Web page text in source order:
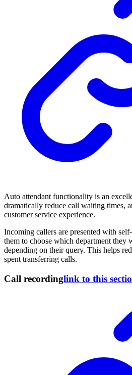
Auto attendant functionality is an
dramatically reduce call waiting times,
customer service experience.
Incoming callers are presented with
them to choose which department they
depending on their query. This helps
spent transferring calls.
Call recordinglink to this